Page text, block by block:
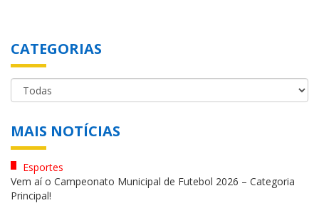
CATEGORIAS
MAIS NOTÍCIAS
Esportes
Vem aí o Campeonato Municipal de Futebol 2026 – Categoria
Principal!